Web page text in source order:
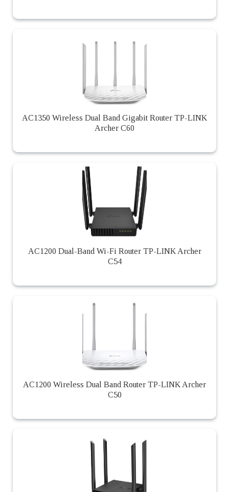
AC1350 Wireless Dual Band Gigabit Router TP-LINK
Archer C60
AC1200 Dual-Band Wi-Fi Router TP-LINK Archer
C54
AC1200 Wireless Dual Band Router TP-LINK Archer
C50